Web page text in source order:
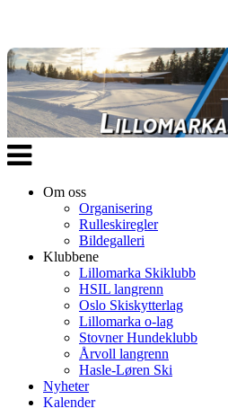
Veksle
navigasjon
Om oss
Organisering
Rulleskiregler
Bildegalleri
Klubbene
Lillomarka Skiklubb
HSIL langrenn
Oslo Skiskytterlag
Lillomarka o-lag
Stovner Hundeklubb
Årvoll langrenn
Hasle-Løren Ski
Nyheter
Kalender